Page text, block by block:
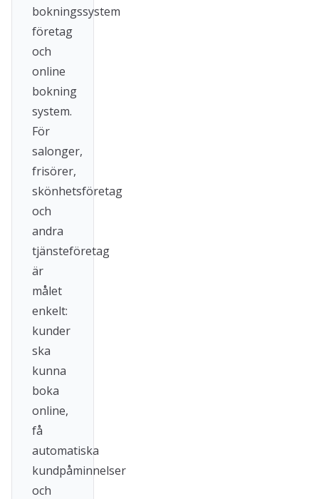
bokningssystem
företag
och
online
bokning
system.
För
salonger,
frisörer,
skönhetsföretag
och
andra
tjänsteföretag
är
målet
enkelt:
kunder
ska
kunna
boka
online,
få
automatiska
kundpåminnelser
och